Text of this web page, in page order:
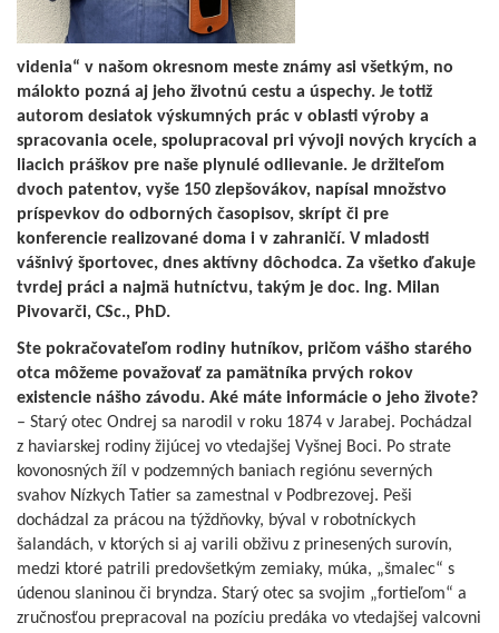
videnia“ v našom okresnom meste známy asi všetkým, no
málokto pozná aj jeho životnú cestu a úspechy. Je totiž
autorom desiatok výskumných prác v oblasti výroby a
spracovania ocele, spolupracoval pri vývoji nových krycích a
liacich práškov pre naše plynulé odlievanie. Je držiteľom
dvoch patentov, vyše 150 zlepšovákov, napísal množstvo
príspevkov do odborných časopisov, skrípt či pre
konferencie realizované doma i v zahraničí. V mladosti
vášnivý športovec, dnes aktívny dôchodca. Za všetko ďakuje
tvrdej práci a najmä hutníctvu, takým je doc. Ing. Milan
Pivovarči, CSc., PhD.
Ste pokračovateľom rodiny hutníkov, pričom vášho starého
otca môžeme považovať za pamätníka prvých rokov
existencie nášho závodu. Aké máte informácie o jeho živote?
– Starý otec Ondrej sa narodil v roku 1874 v Jarabej. Pochádzal
z haviarskej rodiny žijúcej vo vtedajšej Vyšnej Boci. Po strate
kovonosných žíl v podzemných baniach regiónu severných
svahov Nízkych Tatier sa zamestnal v Podbrezovej. Peši
dochádzal za prácou na týždňovky, býval v robotníckych
šalandách, v ktorých si aj varili obživu z prinesených surovín,
medzi ktoré patrili predovšetkým zemiaky, múka, „šmalec“ s
údenou slaninou či bryndza. Starý otec sa svojim „fortieľom“ a
zručnosťou prepracoval na pozíciu predáka vo vtedajšej valcovni